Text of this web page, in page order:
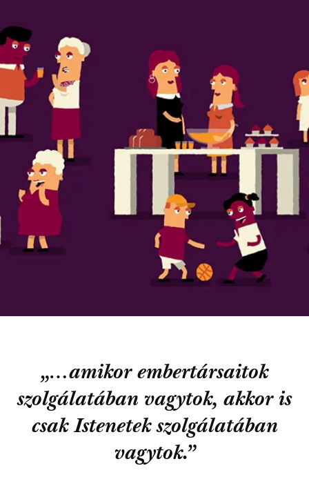
„…amikor embertársaitok
szolgálatában vagytok, akkor is
csak Istenetek szolgálatában
vagytok.”